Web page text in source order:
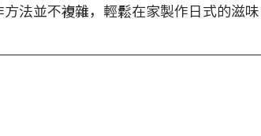
法並不複雜，輕鬆在家製作日式的滋